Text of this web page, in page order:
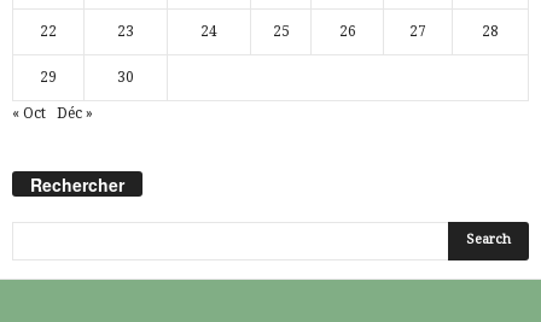
22 23 24 25 26 27 28
29 30
« Oct Déc »
Rechercher